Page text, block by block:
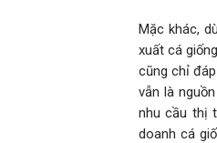
Mặc khác,
xuất cá
cũng chỉ
vẫn là
nhu cầu thị
doanh cá